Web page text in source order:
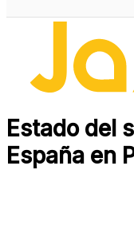
Estado del
España en